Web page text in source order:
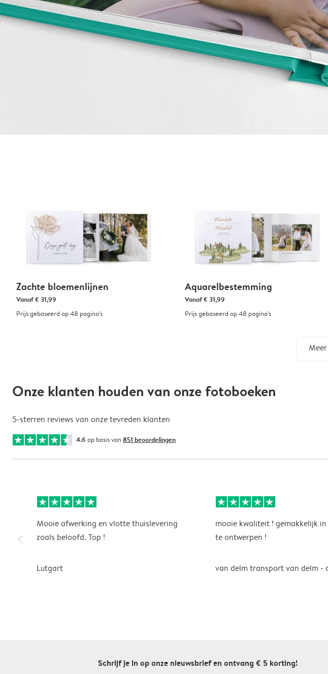
Zachte bloemenlijnen
Vanaf€ 31,99
Prijs gebaseerd op 48 pagina's
Aquarelbestemming
Vanaf€ 31,99
Prijs gebaseerd op 48 pagina's
Onze klanten houden van onze fotoboeken
5-sterren reviews van onze tevreden klanten
4.6 op basis van 851 beoordelingen
slim_arrow_left
Mooie afwerking en vlotte thuislevering
zoals beloofd. Top !
Lutgart
mooie kwaliteit ! gemakkelijk
te ontwerpen !
van delm transport van delm -
Schrijf je in op onze nieuwsbrief en ontvang € 5 korting!